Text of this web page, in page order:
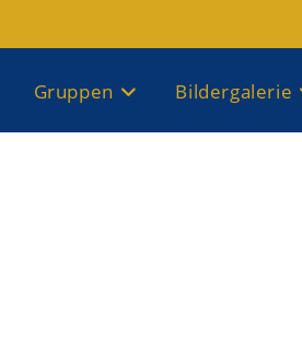
Gruppen Bildergalerie